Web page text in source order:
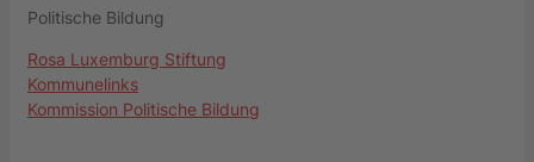
Politische Bildung
Rosa Luxemburg Stiftung
Kommunelinks
Kommission Politische Bildung